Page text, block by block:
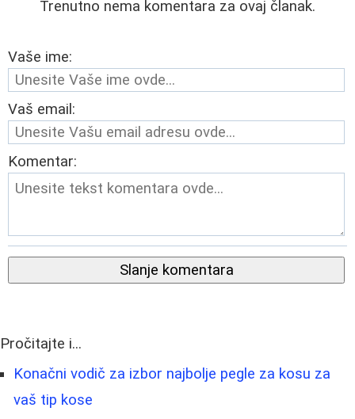
Trenutno nema komentara za ovaj članak.
Vaše ime:
Vaš email:
Komentar:
Slanje komentara
Pročitajte i...
Konačni vodič za izbor najbolje pegle za kosu za
vaš tip kose